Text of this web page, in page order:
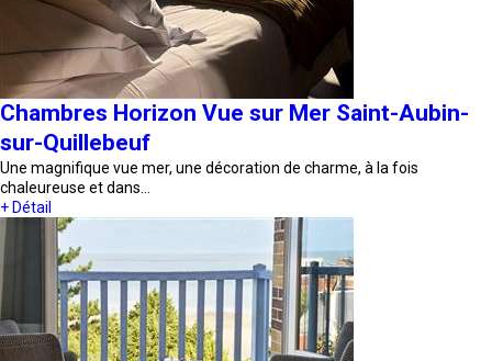
Chambres Horizon Vue sur Mer Saint-Aubin-
sur-Quillebeuf
Une magnifique vue mer, une décoration de charme, à la fois
chaleureuse et dans…
+ Détail